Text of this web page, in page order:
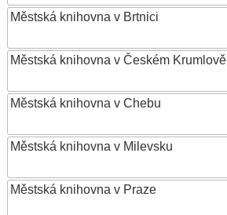
Městská knihovna v Brtnici
Městská knihovna v Českém Krumlově
Městská knihovna v Chebu
Městská knihovna v Milevsku
Městská knihovna v Praze